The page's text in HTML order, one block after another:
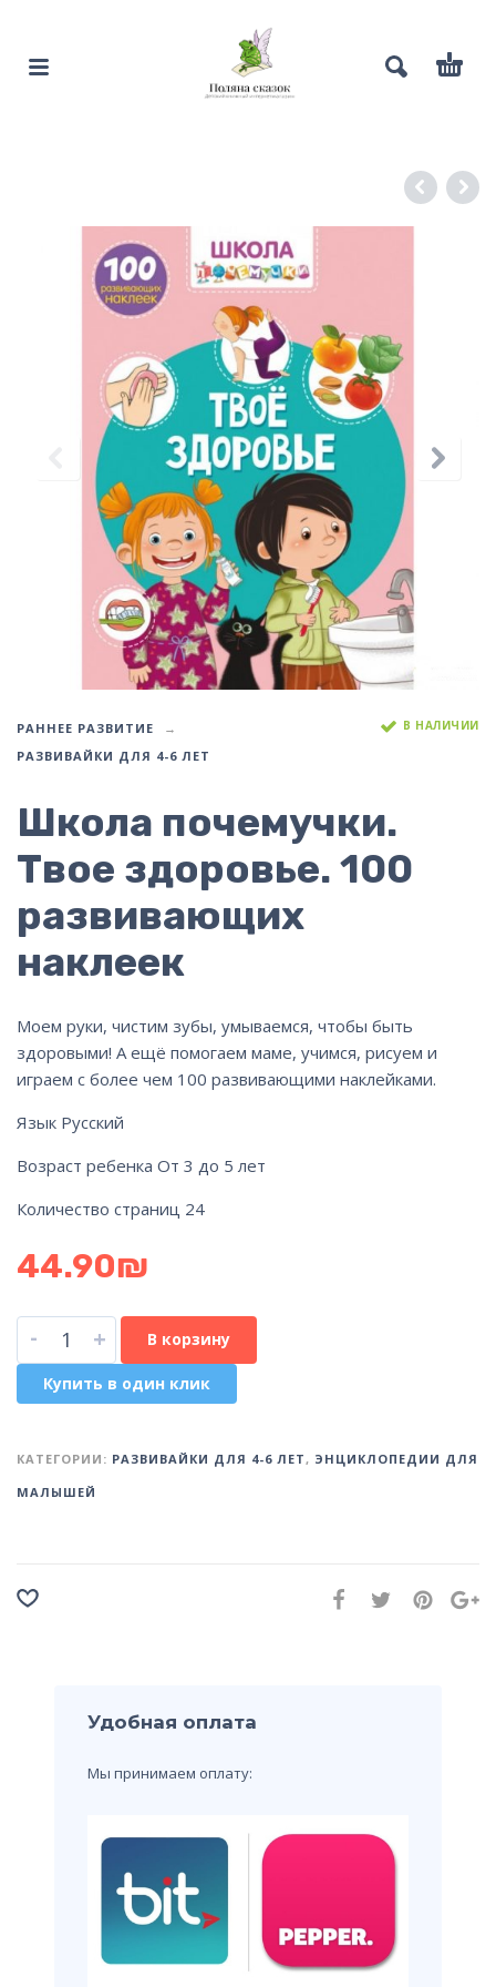
РАННЕЕ РАЗВИТИЕ
РАЗВИВАЙКИ ДЛЯ 4-6 ЛЕТ
В НАЛИЧИИ
Школа почемучки.
Твое здоровье. 100
развивающих
наклеек
Моем руки, чистим зубы, умываемся, чтобы быть
здоровыми! А ещё помогаем маме, учимся, рисуем и
играем с более чем 100 развивающими наклейками.
Язык Русский
Возраст ребенка От 3 до 5 лет
Количество страниц 24
44.90₪
- + В корзину
Купить в один клик
КАТЕГОРИИ: РАЗВИВАЙКИ ДЛЯ 4-6 ЛЕТ , ЭНЦИКЛОПЕДИИ ДЛЯ
МАЛЫШЕЙ
Удобная оплата
Мы принимаем оплату: